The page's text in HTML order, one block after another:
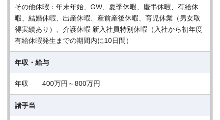
その他休暇：年末年始、GW、夏季休暇、慶弔休暇、有給休
暇、結婚休暇、出産休暇、産前産後休暇、育児休業（男女取
得実績あり）、介護休暇 新入社員特別休暇（入社から初年度
有給休暇発生までの期間内に10日間）
年収・給与
年収 400万円～800万円
諸手当